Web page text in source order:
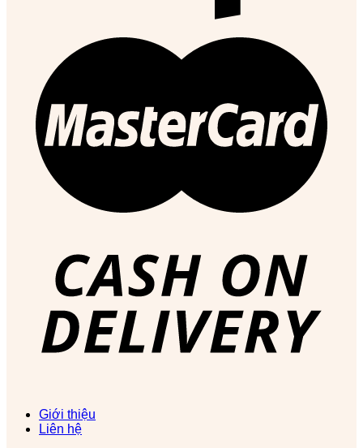
Giới thiệu
Liên hệ